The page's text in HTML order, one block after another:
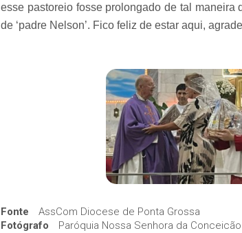
esse pastoreio fosse prolongado de tal maneira
de ‘padre Nelson’. Fico feliz de estar aqui,
Fonte
AssCom Diocese de Ponta Grossa
Fotógrafo
Paróquia Nossa Senhora da